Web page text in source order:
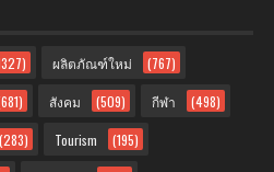
ผลิตภัณฑ์ใหม่ (767)
สังคม (509) กีฬา (498)
(283) Tourism (195)